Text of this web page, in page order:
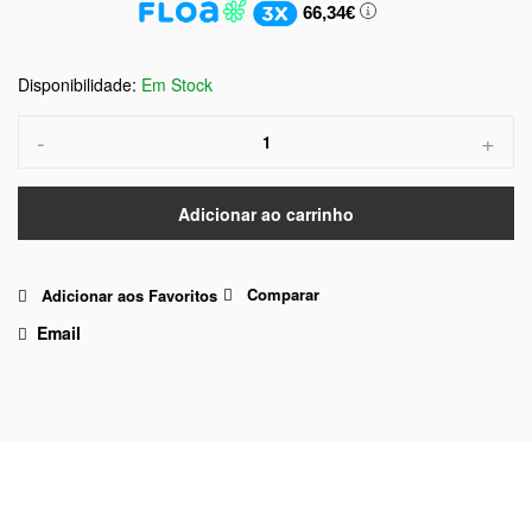
66,34€
Em Stock
- +
Adicionar ao carrinho
Adicionar aos Favoritos Comparar
Email